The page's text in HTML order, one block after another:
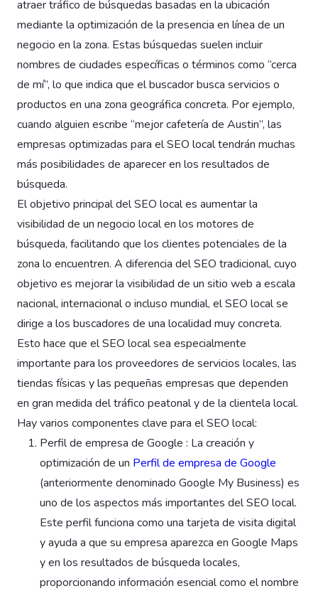
atraer tráfico de búsquedas basadas en la ubicación
mediante la optimización de la presencia en línea de un
negocio en la zona. Estas búsquedas suelen incluir
nombres de ciudades específicas o términos como “cerca
de mí”, lo que indica que el buscador busca servicios o
productos en una zona geográfica concreta. Por ejemplo,
cuando alguien escribe “mejor cafetería de Austin”, las
empresas optimizadas para el SEO local tendrán muchas
más posibilidades de aparecer en los resultados de
búsqueda.
El objetivo principal del SEO local es aumentar la
visibilidad de un negocio local en los motores de
búsqueda, facilitando que los clientes potenciales de la
zona lo encuentren. A diferencia del SEO tradicional, cuyo
objetivo es mejorar la visibilidad de un sitio web a escala
nacional, internacional o incluso mundial, el SEO local se
dirige a los buscadores de una localidad muy concreta.
Esto hace que el SEO local sea especialmente
importante para los proveedores de servicios locales, las
tiendas físicas y las pequeñas empresas que dependen
en gran medida del tráfico peatonal y de la clientela local.
Hay varios componentes clave para el SEO local:
Perfil de empresa de Google : La creación y
optimización de un Perfil de empresa de Google
(anteriormente denominado Google My Business) es
uno de los aspectos más importantes del SEO local.
Este perfil funciona como una tarjeta de visita digital
y ayuda a que su empresa aparezca en Google Maps
y en los resultados de búsqueda locales,
proporcionando información esencial como el nombre